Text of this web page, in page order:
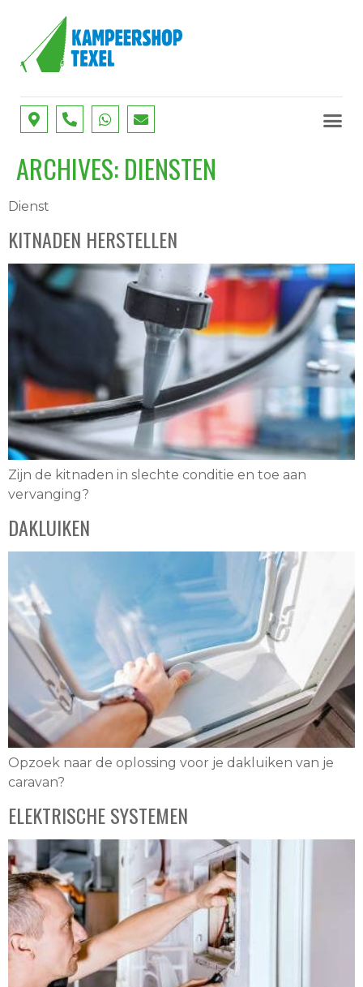
ARCHIVES:DIENSTEN
Dienst
KITNADEN HERSTELLEN
Zijn de kitnaden in slechte conditie en toe aan
vervanging?
DAKLUIKEN
Opzoek naar de oplossing voor je dakluiken van je
caravan?
ELEKTRISCHE SYSTEMEN